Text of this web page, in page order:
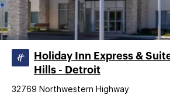
Holiday Inn Express &
Hills - Detroit
32769 Northwestern Highway